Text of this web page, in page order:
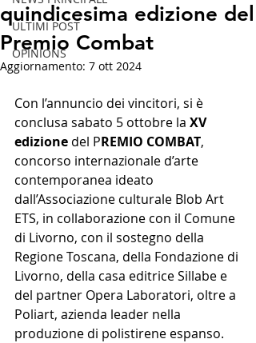
ULTIMI POST
OPINIONS
quindicesima edizione del
Premio Combat
Aggiornamento: 7 ott 2024
Con l’annuncio dei vincitori, si è
conclusa sabato 5 ottobre la XV
edizione del PREMIO COMBAT,
concorso internazionale d’arte
contemporanea ideato
dall’Associazione culturale Blob Art
ETS, in collaborazione con il Comune
di Livorno, con il sostegno della
Regione Toscana, della Fondazione di
Livorno, della casa editrice Sillabe e
del partner Opera Laboratori, oltre a
Poliart, azienda leader nella
produzione di polistirene espanso.